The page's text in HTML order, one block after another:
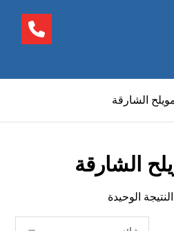
الشارقة
الشارقة
الوحيدة